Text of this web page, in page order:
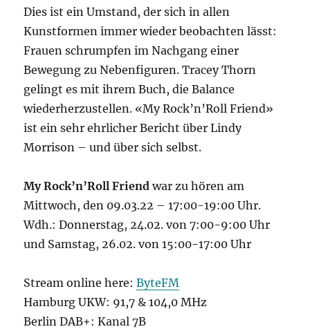
Dies ist ein Umstand, der sich in allen
Kunstformen immer wieder beobachten lässt:
Frauen schrumpfen im Nachgang einer
Bewegung zu Nebenfiguren. Tracey Thorn
gelingt es mit ihrem Buch, die Balance
wiederherzustellen. «My Rock’n’Roll Friend»
ist ein sehr ehrlicher Bericht über Lindy
Morrison – und über sich selbst.
My Rock’n’Roll Friend war zu hören am
Mittwoch, den 09.03.22 – 17:00-19:00 Uhr.
Wdh.: Donnerstag, 24.02. von 7:00-9:00 Uhr
und Samstag, 26.02. von 15:00-17:00 Uhr
Stream online here:ByteFM
Hamburg UKW: 91,7 & 104,0 MHz
Berlin DAB+: Kanal 7B